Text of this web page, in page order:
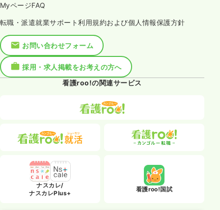
MyページFAQ
転職・派遣就業サポート利用規約および個人情報保護方針
お問い合わせフォーム
採用・求人掲載をお考えの方へ
看護roo!の関連サービス
ナスカレ/
ナスカレPlus+
看護roo!国試